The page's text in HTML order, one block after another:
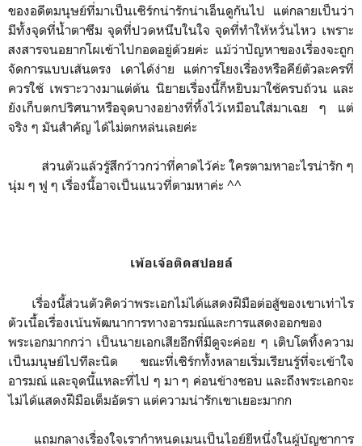
ของอดีตมนุษย์ที่มาเป็นเซิร์กน่ารักน่าเอ็นดูกันไป แต่กลายเป็นว่า
มีทั้งจุดที่น้ำตาซึม จุดที่ปวดหนึบในใจ จุดที่ทำให้หวั่นไหว เพราะ
สงสารจนอยากโผเข้าไปกอดอยู่ด้วยค่ะ แม้ว่าปัญหาของเรื่องจะถูก
จัดการแบบเส้นตรง เดาได้ง่าย แต่การโยงเรื่องหรือคีย์ตัวละครที่
ควรใช้ เพราะวางมาแต่ต้น นิยายเรื่องนี้ก็หยิบมาใช้ครบถ้วน และ
ยังเก็บตกปริศนาหรือจุดบางอย่างที่ทิ้งไว้เหมือนใส่มาเฉย ๆ แต่
จริง ๆ มันสำคัญ ได้ไม่ตกหล่นเลยค่ะ
ส่วนตัวแล้วรู้สึกว้าวกว่าที่คาดไว้ค่ะ ใครตามหาอะไรน่ารัก ๆ
นุ่ม ๆ ฟู ๆ เรื่องนี้อาจเป็นแนวที่ตามหาค่ะ ^^
เพ้อเจ้อติดสปอยล์
เรื่องนี้ส่วนตัวคิดว่าพระเอกไม่ได้แสดงฝีมือต่อสู้ของเขาเท่าไร
ตัวเนื้อเรื่องเน้นพัฒนาการทางอารมณ์และการแสดงออกของ
พระเอกมากกว่า เป็นนายเอกเสียอีกที่มีดูจะค่อย ๆ เติบโตทิ้งความ
เป็นมนุษย์ไปทีละนิด ขณะที่เซิร์กทั้งหลายเริ่มเรียนรู้ที่จะเข้าใจ
อารมณ์ และจุดนี้แหละที่ไป ๆ มา ๆ ค่อนข้างชอบ และถึงพระเอกจะ
ไม่ได้แสดงฝีมือเต็มอัตรา แต่ความน่ารักเขาเยอะมากก
แถมกลางเรื่องใจเรากำหนดเมนเป็นไอย์ยีหนึ่งในผู้บัญชาการ